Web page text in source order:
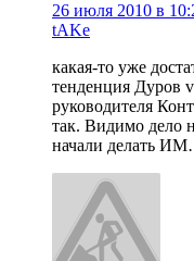
26 июля 2010 в
tAKe
какая-то уже
тенденция Дуров
руководителя
так. Видимо дело
начали делать